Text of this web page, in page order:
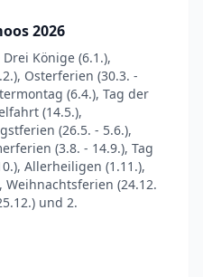
2026
Könige (6.1.),
Osterferien (30.3. -
(6.4.), Tag der
(14.5.),
(26.5. - 5.6.),
(3.8. - 14.9.), Tag
Allerheiligen (1.11.),
Weihnachtsferien (24.12.
und 2.